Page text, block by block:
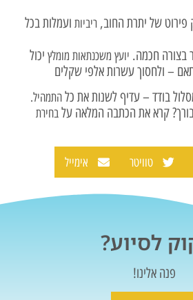
של יתרת החוב,ריביות ועמלות בכל
בצורה חכמה. יועץ משכנתאות מומלץ יכול
– ולחסוך עשרות אלפי שקלים
בודד – עדיף לשנות את כלהתמהיל.
קרא את הכתבה המלאה עלבחירת
טוויטר אימייל
לסיוע?
פנה אלינו!